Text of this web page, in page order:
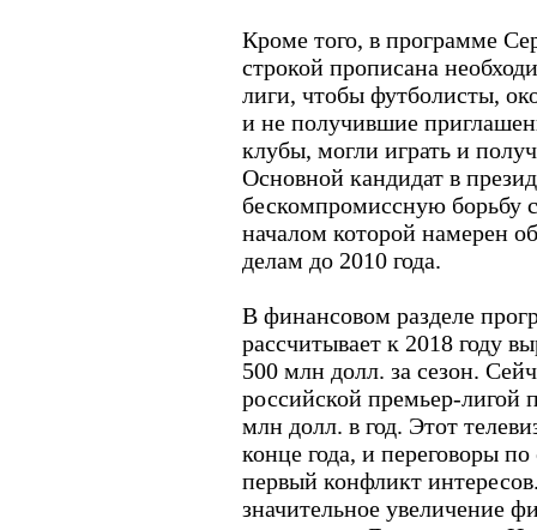
Кроме того, в программе
строкой прописана
лиги, чтобы футболисты,
и не получившие
клубы, могли играть и
Основной кандидат в
бескомпромиссную борьбу
началом которой намерен
делам до 2010 года.
В финансовом разделе
рассчитывает к 2018 году
500 млн долл. за сезон.
российской премьер-лигой
млн долл. в год. Этот
конце года, и переговоры
первый конфликт
значительное увеличение